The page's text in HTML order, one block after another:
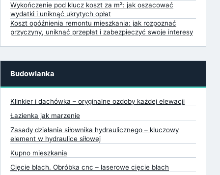
Wykończenie pod klucz koszt za m²: jak oszacować
wydatki i uniknąć ukrytych opłat
Koszt opóźnienia remontu mieszkania: jak rozpoznać
przyczyny, uniknąć przepłat i zabezpieczyć swoje interesy
Budowlanka
Klinkier i dachówka – oryginalne ozdoby każdej elewacji
Łazienka jak marzenie
Zasady działania siłownika hydraulicznego – kluczowy
element w hydraulice siłowej
Kupno mieszkania
Cięcie blach. Obróbka cnc – laserowe cięcie blach